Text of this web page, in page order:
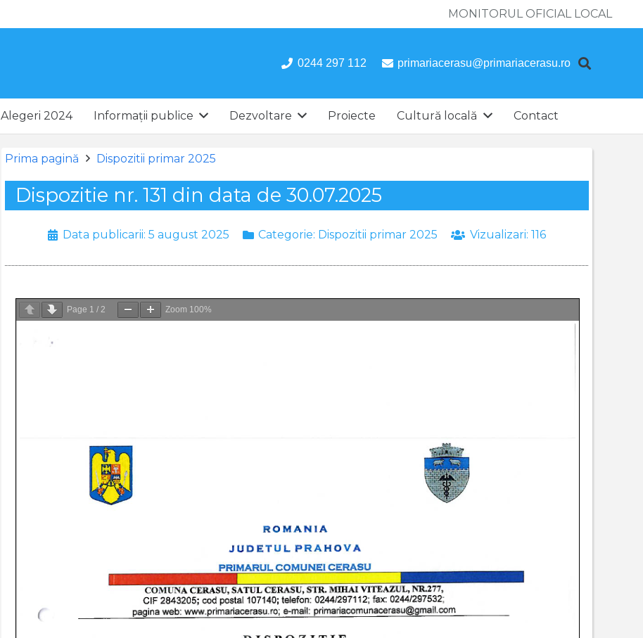
MONITORUL OFICIAL LOCAL
0244 297 112 primariacerasu@primariacerasu.ro
Alegeri 2024 Informații publice Dezvoltare Proiecte Cultură locală Contact
Prima pagină Dispozitii primar 2025
Dispozitie nr. 131 din data de 30.07.2025
Data publicarii: 5 august 2025 Categorie: Dispozitii primar 2025 Vizualizari: 116
Page 1 / 2 Zoom 100%